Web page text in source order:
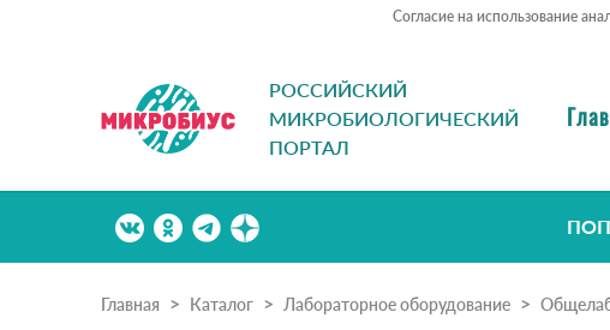
Согласие на использование
РОССИЙСКИЙ
МИКРОБИОЛОГИЧЕСКИЙ
ПОРТАЛ
Главная Каталог Лабораторное оборудование